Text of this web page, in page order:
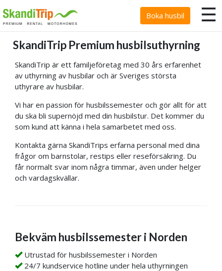
☰
Boka husbil
SkandiTrip Premium husbilsuthyrning
SkandiTrip är ett familjeföretag med 30 års erfarenhet
av uthyrning av husbilar och är Sveriges största
uthyrare av husbilar.
Vi har en passion för husbilssemester och gör allt för att
du ska bli supernöjd med din husbilstur. Det kommer du
som kund att känna i hela samarbetet med oss.
Kontakta gärna SkandiTrips erfarna personal med dina
frågor om barnstolar, restips eller reseförsäkring. Du
får normalt svar inom några timmar, även under helger
och vardagskvällar.
Bekväm husbilssemester i Norden
Utrustad för husbilssemester i Norden
24/7 kundservice hotline under hela uthyrningen